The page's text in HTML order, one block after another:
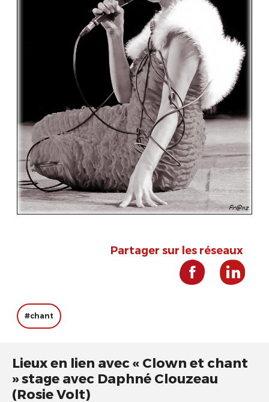
Partager sur les réseaux
#chant
Lieux en lien avec « Clown et chant
» stage avec Daphné Clouzeau
(Rosie Volt)